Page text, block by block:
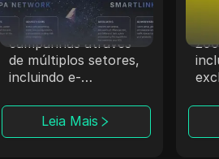
A ClickDealer
aprimora o ROI das
campanhas através
de múltiplos setores,
incluindo e-
Leia Mais
A